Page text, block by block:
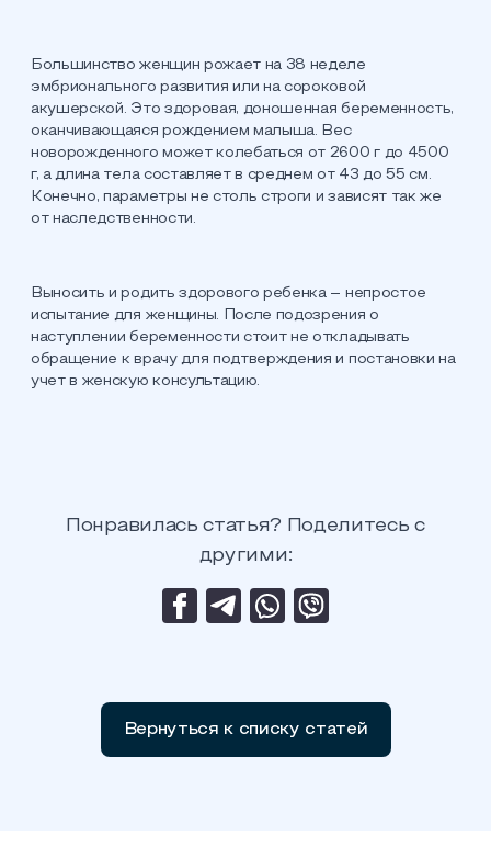
Большинство женщин рожает на 38 неделе
эмбрионального развития или на сороковой
акушерской. Это здоровая, доношенная беременность,
оканчивающаяся рождением малыша. Вес
новорожденного может колебаться от 2600 г до 4500
г, а длина тела составляет в среднем от 43 до 55 см.
Конечно, параметры не столь строги и зависят так же
от наследственности.
Выносить и родить здорового ребенка – непростое
испытание для женщины. После подозрения о
наступлении беременности стоит не откладывать
обращение к врачу для подтверждения и постановки на
учет в женскую консультацию.
Понравилась статья? Поделитесь с
другими:
Вернуться к списку статей